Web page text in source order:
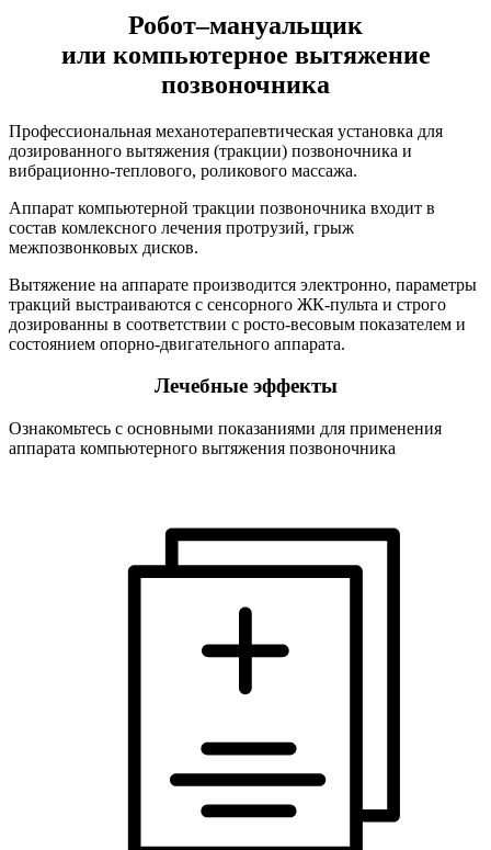
Робот–мануальщик
или компьютерное вытяжение
позвоночника
Профессиональная механотерапевтическая установка для
дозированного вытяжения (тракции) позвоночника и
вибрационно-теплового, роликового массажа.
Аппарат компьютерной тракции позвоночника входит в
состав комлексного лечения протрузий, грыж
межпозвонковых дисков.
Вытяжение на аппарате производится электронно, параметры
тракций выстраиваются с сенсорного ЖК-пульта и строго
дозированны в соответствии с росто-весовым показателем и
состоянием опорно-двигательного аппарата.
Лечебные эффекты
Ознакомьтесь с основными показаниями для применения
аппарата компьютерного вытяжения позвоночника